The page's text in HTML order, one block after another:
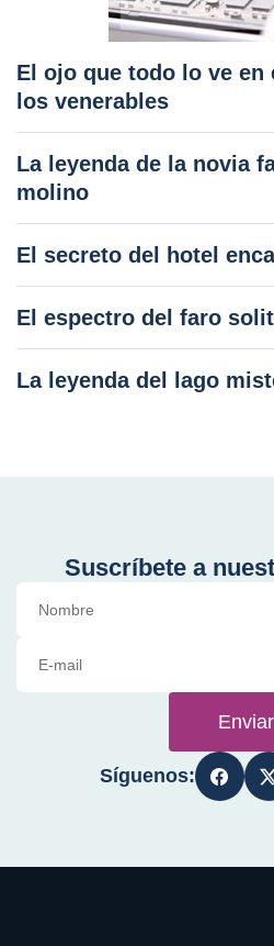
El ojo que todo lo ve en
los venerables
La leyenda de la novia
molino
El secreto del hotel
El espectro del faro
La leyenda del lago
Suscríbete a
Enviar
Síguenos: